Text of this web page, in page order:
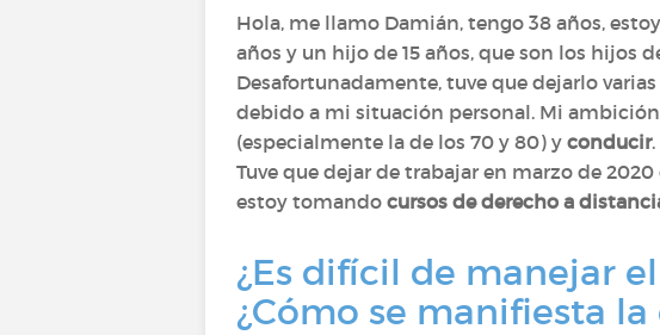
Hola, me llamo Damián, tengo 38 años,
años y un hijo de 15 años, que son los hijos
Desafortunadamente, tuve que dejarlo
debido a mi situación personal. Mi
(especialmente la de los 70 y 80) y conducir.
Tuve que dejar de trabajar en marzo de
estoy tomando cursos de derecho a
¿Es difícil de manejar
¿Cómo se manifiesta